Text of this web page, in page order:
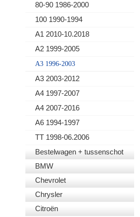
80-90 1986-2000
100 1990-1994
A1 2010-10.2018
A2 1999-2005
A3 1996-2003
A3 2003-2012
A4 1997-2007
A4 2007-2016
A6 1994-1997
TT 1998-06.2006
Bestelwagen + tussenschot
BMW
Chevrolet
Chrysler
Citroën